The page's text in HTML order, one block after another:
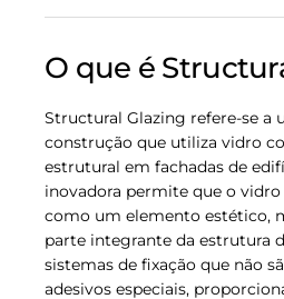
O que é
Structural Glazing refere-se a
construção que utiliza vidro
estrutural em fachadas de
inovadora permite que o
como um elemento estético,
parte integrante da estrutura
sistemas de fixação que não
adesivos especiais,